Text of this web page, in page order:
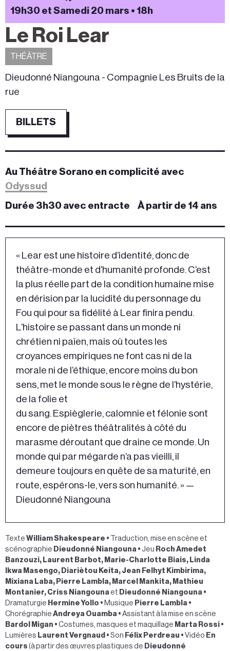
19h30 et Samedi 20 mars • 18h
Le Roi Lear
THÉÂTRE
Dieudonné Niangouna - Compagnie Les Bruits de la
rue
BILLETS
Au Théâtre Sorano en complicité avec
Odyssud
Durée 3h30 avec entracte
À partir de 14 ans
« Lear est une histoire d’identité, donc de
théâtre-monde et d’humanité profonde. C’est
la plus réelle part de la condition humaine mise
en dérision par la lucidité du personnage du
Fou qui pour sa fidélité à Lear finira pendu.
L’histoire se passant dans un monde ni
chrétien ni païen, mais où toutes les
croyances empiriques ne font cas ni de la
morale ni de l’éthique, encore moins du bon
sens, met le monde sous le règne de l’hystérie,
de la folie et
du sang. Espièglerie, calomnie et félonie sont
encore de piètres théâtralités à côté du
marasme déroutant que draine ce monde. Un
monde qui par mégarde n’a pas vieilli, il
demeure toujours en quête de sa maturité, en
route, espérons-le, vers son humanité. » —
Dieudonné Niangouna
Texte William Shakespeare •
Traduction, mise en scène et
scénographie Dieudonné Niangouna • Jeu Roch Amedet
Banzouzi, Laurent Barbot, Marie-Charlotte Biais, Linda
Ikwa Masengo, Diariètou Keita, Jean Felhyt Kimbirima,
Mixiana Laba, Pierre Lambla, Marcel Mankita, Mathieu
Montanier, Criss Niangouna et Dieudonné Niangouna •
Dramaturgie Hermine Yollo • Musique Pierre Lambla •
Chorégraphie Andreya Ouamba • Assistant à la mise en scène
Bardol Migan • Costumes, masques et maquillage Marta Rossi •
Lumières Laurent Vergnaud • Son Félix Perdreau • Vidéo En
cours (à partir des œuvres plastiques de Dieudonné